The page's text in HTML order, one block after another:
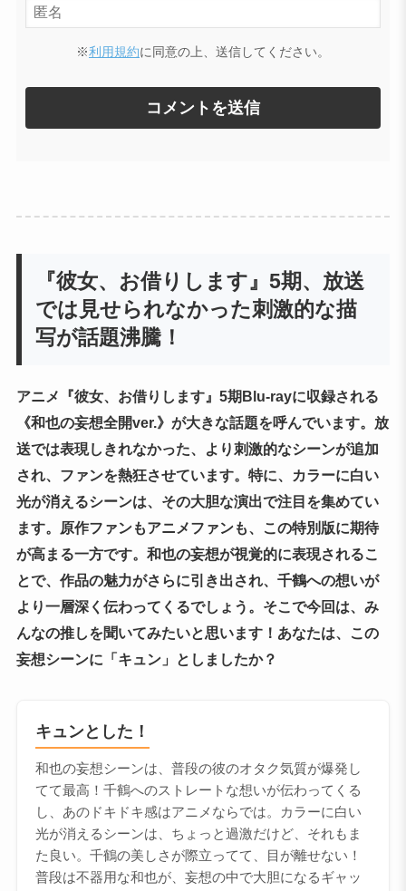
※利用規約に同意の上、送信してください。
『彼女、お借りします』5期、放送
では見せられなかった刺激的な描
写が話題沸騰！
アニメ『彼女、お借りします』5期Blu-rayに収録される
《和也の妄想全開ver.》が大きな話題を呼んでいます。放
送では表現しきれなかった、より刺激的なシーンが追加
され、ファンを熱狂させています。特に、カラーに白い
光が消えるシーンは、その大胆な演出で注目を集めてい
ます。原作ファンもアニメファンも、この特別版に期待
が高まる一方です。和也の妄想が視覚的に表現されるこ
とで、作品の魅力がさらに引き出され、千鶴への想いが
より一層深く伝わってくるでしょう。そこで今回は、み
んなの推しを聞いてみたいと思います！あなたは、この
妄想シーンに「キュン」としましたか？
キュンとした！
和也の妄想シーンは、普段の彼のオタク気質が爆発し
てて最高！千鶴へのストレートな想いが伝わってくる
し、あのドキドキ感はアニメならでは。カラーに白い
光が消えるシーンは、ちょっと過激だけど、それもま
た良い。千鶴の美しさが際立ってて、目が離せない！
普段は不器用な和也が、妄想の中で大胆になるギャッ